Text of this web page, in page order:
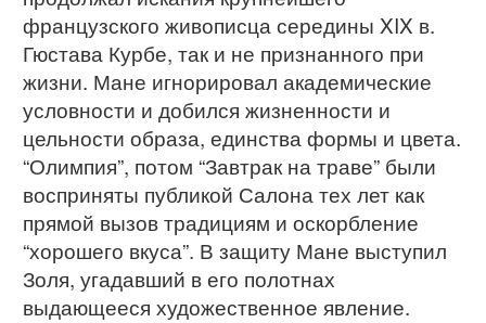
французского живописца середины XIX в.
Гюстава Курбе, так и не признанного при
жизни. Мане игнорировал академические
условности и добился жизненности и
цельности образа, единства формы и цвета.
“Олимпия”, потом “Завтрак на траве” были
восприняты публикой Салона тех лет как
прямой вызов традициям и оскорбление
“хорошего вкуса”. В защиту Мане выступил
Золя, угадавший в его полотнах
выдающееся художественное явление.